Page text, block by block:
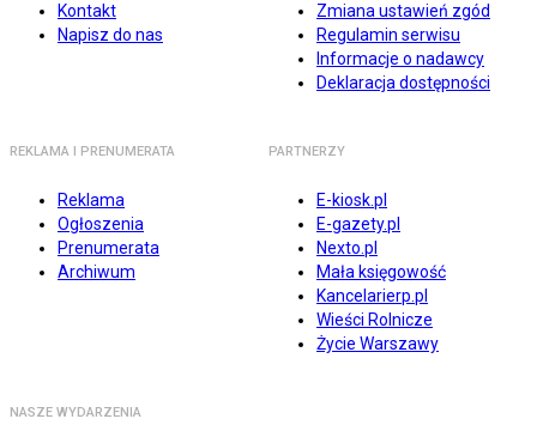
Kontakt
Napisz do nas
Zmiana ustawień zgód
Regulamin serwisu
Informacje o nadawcy
Deklaracja dostępności
REKLAMA I PRENUMERATA
Reklama
Ogłoszenia
Prenumerata
Archiwum
PARTNERZY
E-kiosk.pl
E-gazety.pl
Nexto.pl
Mała księgowość
Kancelarierp.pl
Wieści Rolnicze
Życie Warszawy
NASZE WYDARZENIA